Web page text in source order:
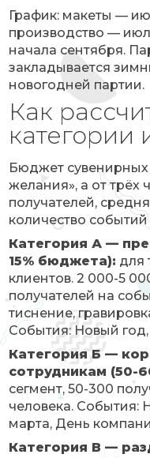
График: макеты —
производство —
начала сентября.
закладывается
новогодней партии.
Как
категории
Бюджет сувенирных
желания», а от трёх
получателей,
количество событий
Категория А —
15% бюджета): для
клиентов. 2 000-5
получателей на
тиснение,
События: Новый
Категория Б —
сотрудникам (50-
сегмент, 50-300
человека. События:
марта, День
Категория В —